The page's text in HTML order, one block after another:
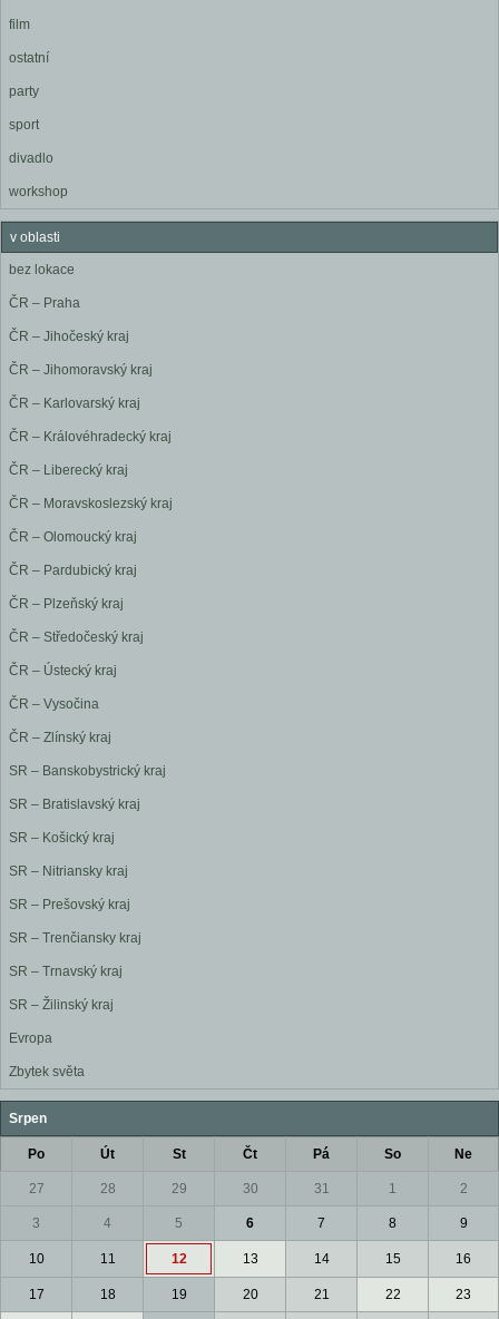
film
ostatní
party
sport
divadlo
workshop
v oblasti
bez lokace
ČR – Praha
ČR – Jihočeský kraj
ČR – Jihomoravský kraj
ČR – Karlovarský kraj
ČR – Královéhradecký kraj
ČR – Liberecký kraj
ČR – Moravskoslezský kraj
ČR – Olomoucký kraj
ČR – Pardubický kraj
ČR – Plzeňský kraj
ČR – Středočeský kraj
ČR – Ústecký kraj
ČR – Vysočina
ČR – Zlínský kraj
SR – Banskobystrický kraj
SR – Bratislavský kraj
SR – Košický kraj
SR – Nitriansky kraj
SR – Prešovský kraj
SR – Trenčiansky kraj
SR – Trnavský kraj
SR – Žilinský kraj
Evropa
Zbytek světa
Srpen
Po Út St Čt Pá So Ne
27 28 29 30 31 1 2
3 4 5 6 7 8 9
10 11 12 13 14 15 16
17 18 19 20 21 22 23